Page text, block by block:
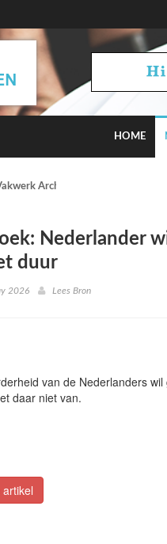
HOME
Architecten draagt met
Nederlander
duur
2026 Lees Bron
van de Nederlanders
daar niet van.
artikel